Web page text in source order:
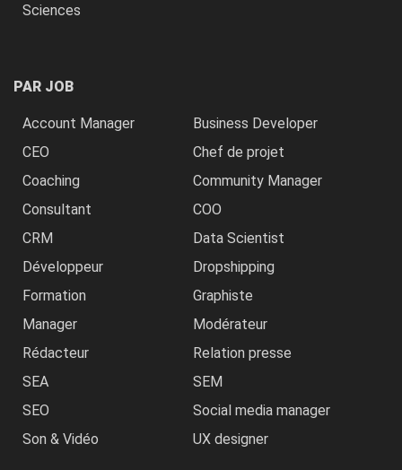
Sciences
PAR JOB
Account Manager
Business Developer
CEO
Chef de projet
Coaching
Community Manager
Consultant
COO
CRM
Data Scientist
Développeur
Dropshipping
Formation
Graphiste
Manager
Modérateur
Rédacteur
Relation presse
SEA
SEM
SEO
Social media manager
Son & Vidéo
UX designer